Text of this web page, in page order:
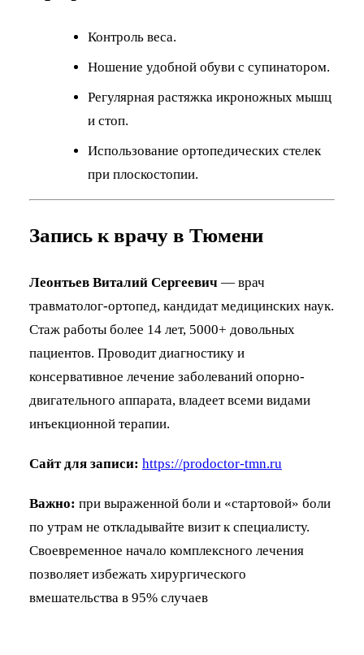
Контроль веса.
Ношение удобной обуви с супинатором.
Регулярная растяжка икроножных мышц
и стоп.
Использование ортопедических стелек
при плоскостопии.
Запись к врачу в Тюмени
Леонтьев Виталий Сергеевич — врач
травматолог-ортопед, кандидат медицинских наук.
Стаж работы более 14 лет, 5000+ довольных
пациентов. Проводит диагностику и
консервативное лечение заболеваний опорно-
двигательного аппарата, владеет всеми видами
инъекционной терапии.
Сайт для записи: https://prodoctor-tmn.ru
Важно: при выраженной боли и «стартовой» боли
по утрам не откладывайте визит к специалисту.
Своевременное начало комплексного лечения
позволяет избежать хирургического
вмешательства в 95% случаев